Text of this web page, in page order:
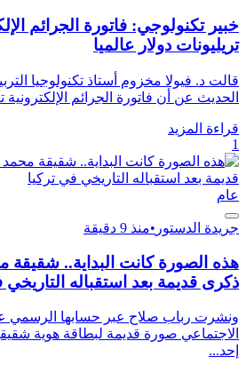
تريليونات دولار عالميا
قالت د. فيولا مخزوم أستاذ تكنولوجيا
الحديث عن أن فاتورة الجرائم الإلكترونية
قراءة المزيد
1
عام
جريدة الدستور •منذ 9 دقيقة
هذه الصورة كانت البداية.. شقيقة
ذكرى قديمة بعد استقباله التاريخي
ونشرت رباب صلاح عبر حسابها الرسمي
الاجتماعي صورة قديمة لبطاقة هوية
إحد...